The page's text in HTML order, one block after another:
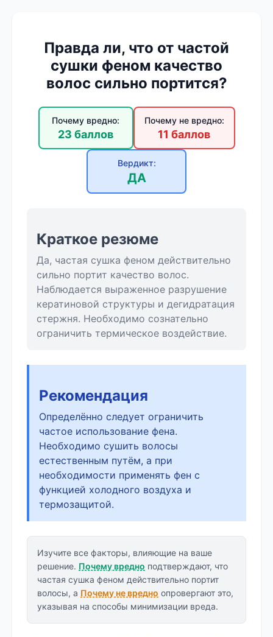
Правда ли, что от частой
сушки феном качество
волос сильно портится?
Почему вредно:
23 баллов
Почему не вредно:
11 баллов
Вердикт:
ДА
Краткое резюме
Да, частая сушка феном действительно
сильно портит качество волос.
Наблюдается выраженное разрушение
кератиновой структуры и дегидратация
стержня. Необходимо сознательно
ограничить термическое воздействие.
Рекомендация
Определённо следует ограничить
частое использование фена.
Необходимо сушить волосы
естественным путём, а при
необходимости применять фен с
функцией холодного воздуха и
термозащитой.
Изучите все факторы, влияющие на ваше
решение. Почему вредно подтверждают, что
частая сушка феном действительно портит
волосы, а Почему не вредно опровергают это,
указывая на способы минимизации вреда.